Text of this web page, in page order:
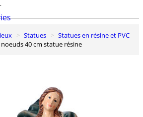
Statues
Statues en résine et PVC
noeuds 40 cm statue résine